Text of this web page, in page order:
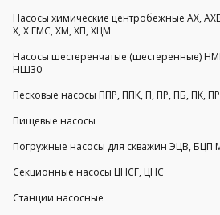
Насосы химические центробежные АХ,
Х, Х ГМС, ХМ, ХП, ХЦМ
Насосы шестеренчатые
НШ30
Песковые насосы ППР, ППК, П, ПР, ПБ, ПК,
Пищевые насосы
Погружные насосы для скважин ЭЦВ, БЦП
Секционные насосы ЦНСГ, ЦНС
Станции насосные